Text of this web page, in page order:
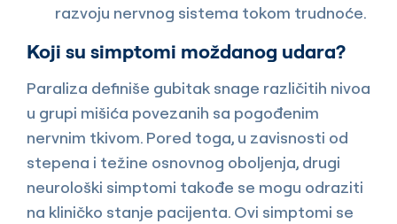
razvoju nervnog sistema tokom trudnoće.
Koji su simptomi moždanog udara?
Paraliza definiše gubitak snage različitih nivoa
u grupi mišića povezanih sa pogođenim
nervnim tkivom. Pored toga, u zavisnosti od
stepena i težine osnovnog oboljenja, drugi
neurološki simptomi takođe se mogu odraziti
na kliničko stanje pacijenta. Ovi simptomi se